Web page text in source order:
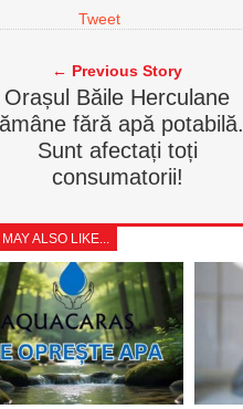
Tweet
← Previous Story
Orașul Băile Herculane
fără apă potabilă.
Sunt afectați toți
consumatorii!
ALSO LIKE...